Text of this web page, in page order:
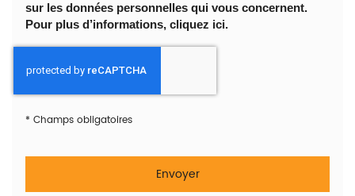
sur les données personnelles qui vous concernent.
Pour plus d’informations, cliquez ici.
* Champs obligatoires